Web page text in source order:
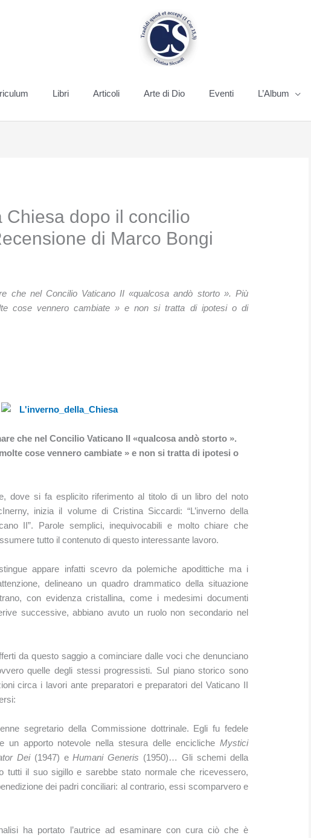
Libri Articoli Arte di Dio Eventi L’Album
Chiesa dopo il concilio
di Marco Bongi
che nel Concilio Vaticano II «qualcosa andò storto ». Più
cose vennero cambiate » e non si tratta di ipotesi o di
che nel Concilio Vaticano II «qualcosa andò storto ».
cose vennero cambiate » e non si tratta di ipotesi o
dove si fa esplicito riferimento al titolo di un libro del noto
inizia il volume di Cristina Siccardi: “L’inverno della
II”. Parole semplici, inequivocabili e molto chiare che
tutto il contenuto di questo interessante lavoro.
appare infatti scevro da polemiche apodittiche ma i
delineano un quadro drammatico della situazione
con evidenza cristallina, come i medesimi documenti
successive, abbiano avuto un ruolo non secondario nel
da questo saggio a cominciare dalle voci che denunciano
quelle degli stessi progressisti. Sul piano storico sono
circa i lavori ante preparatori e preparatori del Vaticano II
segretario della Commissione dottrinale. Egli fu fedele
un apporto notevole nella stesura delle encicliche Mystici
Dei (1947) eHumani Generis (1950)… Gli schemi della
tutti il suo sigillo e sarebbe stato normale che ricevessero,
dei padri conciliari: al contrario, essi scomparvero e
ha portato l’autrice ad esaminare con cura ciò che è